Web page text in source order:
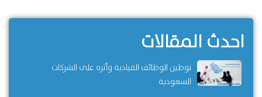
احدث المقالات
توطين الوظائف القيادية وأثره على الشركات
السعودية